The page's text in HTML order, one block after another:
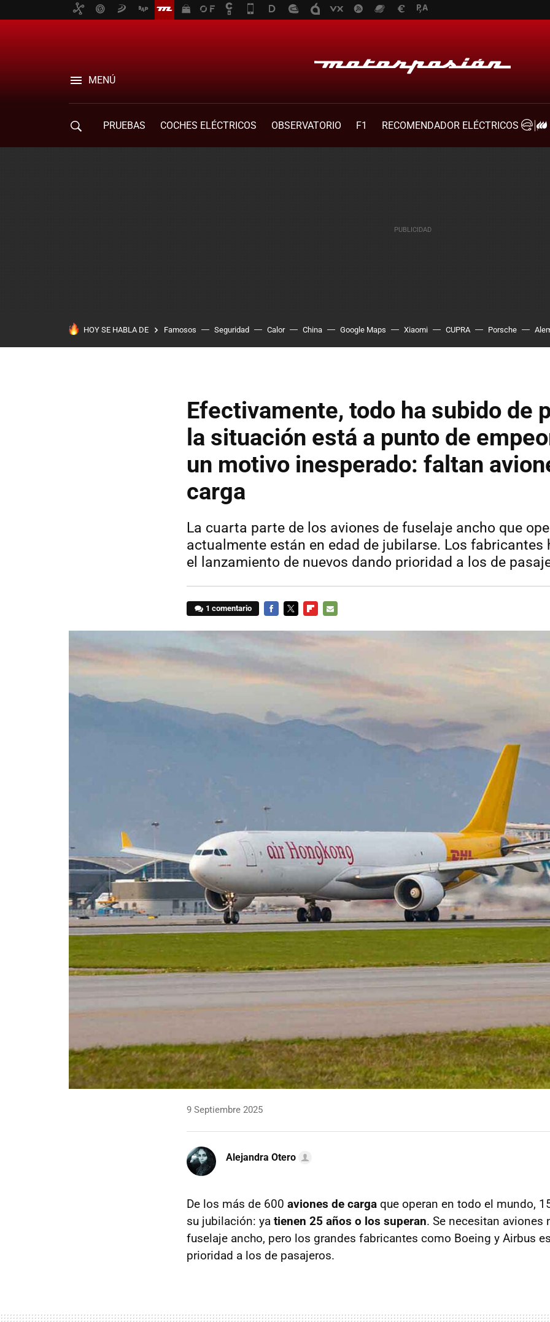
MENÚ
PRUEBAS COCHES ELÉCTRICOS OBSERVATORIO F1
RECOMENDADOR ELÉCTRICOS
HOY SE HABLA DE Famosos Seguridad Calor China Google Maps Xiaomi CUPRA Porsche
Efectivamente, todo ha subido de
la situación está a punto de
un motivo inesperado: faltan
carga
La cuarta parte de los aviones de fuselaje ancho que
actualmente están en edad de jubilarse. Los fabricantes
el lanzamiento de nuevos dando prioridad a los de
1 comentario
MAIL
9 Septiembre 2025
Alejandra Otero
De los más de 600 aviones de carga que operan en todo el mundo,
su jubilación: ya tienen 25 años o los superan. Se necesitan aviones
fuselaje ancho, pero los grandes fabricantes como Boeing y Airbus
prioridad a los de pasajeros.